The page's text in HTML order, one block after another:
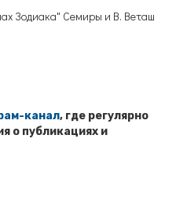
Зодиака" Семиры и В. Веташ
канал, где регулярно
о публикациях и